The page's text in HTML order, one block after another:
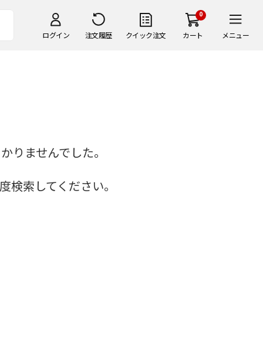
ログイン 注文履歴 クイック注文
0
カート メニュー
りませんでした。
検索してください。